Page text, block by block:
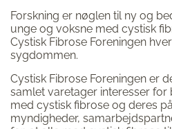
Forskning er nøglen til ny og
unge og voksne med cystisk
Cystisk Fibrose Foreningen
sygdommen.
Cystisk Fibrose Foreningen er
samlet varetager interesser
med cystisk fibrose og deres
myndigheder,